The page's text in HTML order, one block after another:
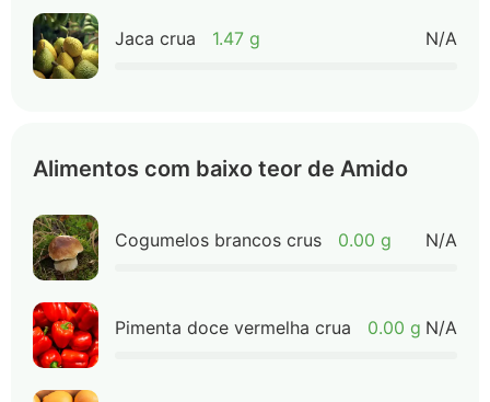
Jaca crua 1.47 g N/A
Alimentos com baixo teor de Amido
Cogumelos brancos crus 0.00 g N/A
Pimenta doce vermelha crua 0.00 g N/A